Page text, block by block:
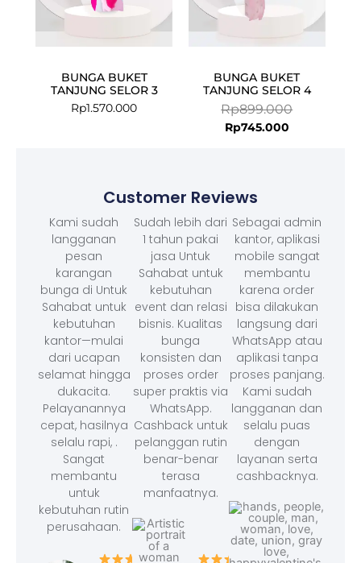
BUNGA BUKET
TANJUNG SELOR 3
Rp1.570.000
BUNGA BUKET
TANJUNG SELOR 4
Rp899.000
Rp745.000
Customer Reviews
Kami sudah
langganan
pesan
karangan
bunga di Untuk
Sahabat untuk
kebutuhan
kantor—mulai
dari ucapan
selamat hingga
dukacita.
Pelayanannya
cepat, hasilnya
selalu rapi, .
Sangat
membantu
untuk
kebutuhan rutin
perusahaan.
Sudah lebih dari
1 tahun pakai
jasa Untuk
Sahabat untuk
kebutuhan
event dan relasi
bisnis. Kualitas
bunga
konsisten dan
proses order
super praktis via
WhatsApp.
Cashback untuk
pelanggan rutin
benar-benar
terasa
manfaatnya.
Sebagai admin
kantor, aplikasi
mobile sangat
membantu
karena order
bisa dilakukan
langsung dari
WhatsApp atau
aplikasi tanpa
proses panjang.
Kami sudah
langganan dan
selalu puas
dengan
layanan serta
cashbacknya.